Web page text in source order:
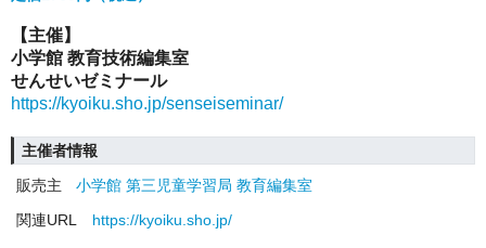
【主催】
小学館 教育技術編集室
せんせいゼミナール
https://kyoiku.sho.jp/senseiseminar/
主催者情報
販売主
小学館 第三児童学習局 教育編集室
関連URL
https://kyoiku.sho.jp/